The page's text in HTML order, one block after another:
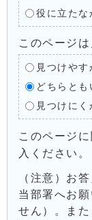
役に立たな
このページ
見つけやす
どちらとも
見つけにく
このページ
入ください。
（注意）お
当部署へお
せん）。ま